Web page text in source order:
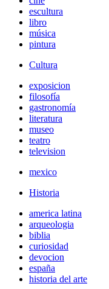
escultura
libro
música
pintura
Cultura
exposicion
filosofía
gastronomía
literatura
museo
teatro
television
mexico
Historia
america latina
arqueologia
biblia
curiosidad
devocion
españa
historia del arte